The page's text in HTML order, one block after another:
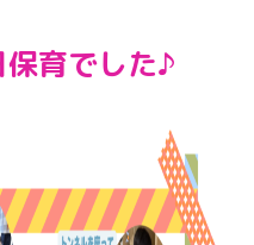
育でした♪